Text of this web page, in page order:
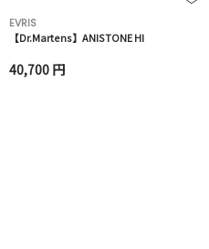
EVRIS
【Dr.Martens】ANISTONE HI
40,700 円